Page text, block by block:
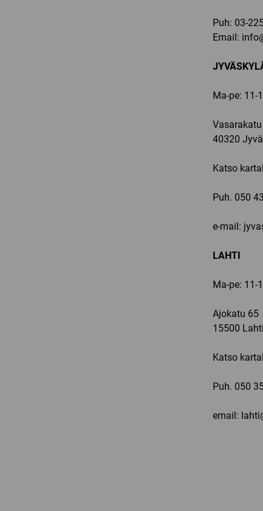
Puh: 03-
Email:
Ma-pe: 11-
40320
Katso
Puh. 050
e-mail:
LAHTI
Ma-pe: 11-
Ajokatu 65
15500 Lahti
Katso
Puh. 050
email: